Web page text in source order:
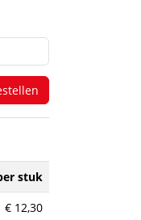
stuk
€ 12,30